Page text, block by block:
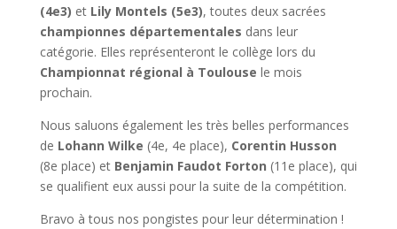
(4e3) et Lily Montels (5e3), toutes deux sacrées
championnes départementales dans leur
catégorie. Elles représenteront le collège lors du
Championnat régional à Toulouse le mois
prochain.
Nous saluons également les très belles performances
de Lohann Wilke (4e, 4e place), Corentin Husson
(8e place) et Benjamin Faudot Forton (11e place), qui
se qualifient eux aussi pour la suite de la compétition.
Bravo à tous nos pongistes pour leur détermination !